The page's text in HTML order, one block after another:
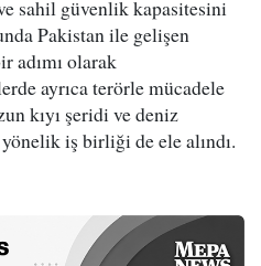
sahil güvenlik kapasitesini
Pakistan ile gelişen
adımı olarak
ayrıca terörle mücadele
kıyı şeridi ve deniz
iş birliği de ele alındı.